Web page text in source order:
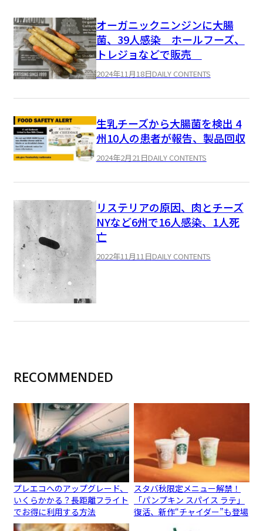
オーガニックニンジンに大腸
菌、39人感染 ホールフーズ、
トレジョなどで販売
2024年11月18日DAILY CONTENTS
生乳チーズから大腸菌を検出 4
州10人の患者が報告、製品回収
2024年2月21日DAILY CONTENTS
リステリアの原因、肉とチーズ
NYなど6州で16人感染、1人死
亡
2022年11月11日DAILY CONTENTS
RECOMMENDED
プレエコへのアップグレード、
いくらかかる？長距離フライト
でお得に利用する方法
スタバ秋限定メニュー解禁！
「パンプキン スパイス ラテ」
復活、新作“チャイダー”も登場